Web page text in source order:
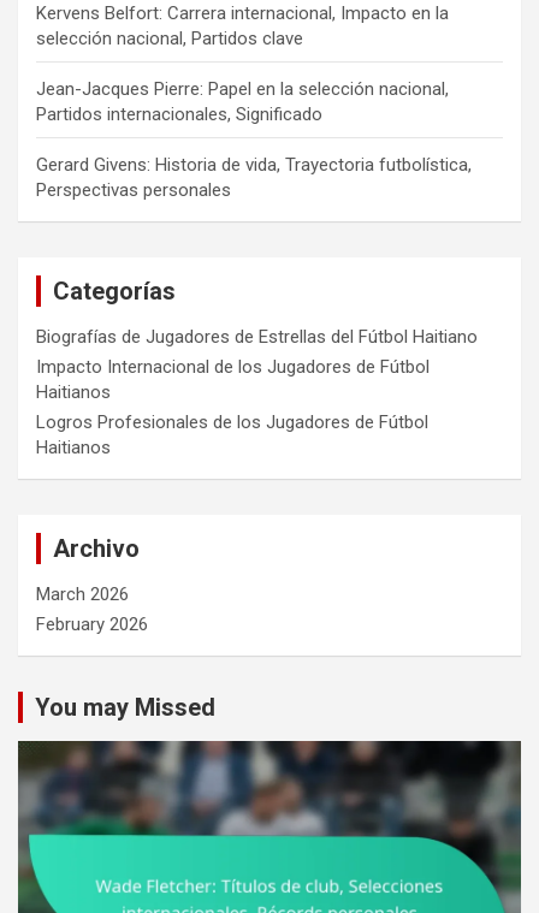
Kervens Belfort: Carrera internacional, Impacto en la
selección nacional, Partidos clave
Jean-Jacques Pierre: Papel en la selección nacional,
Partidos internacionales, Significado
Gerard Givens: Historia de vida, Trayectoria futbolística,
Perspectivas personales
Categorías
Biografías de Jugadores de Estrellas del Fútbol Haitiano
Impacto Internacional de los Jugadores de Fútbol
Haitianos
Logros Profesionales de los Jugadores de Fútbol
Haitianos
Archivo
March 2026
February 2026
You may Missed